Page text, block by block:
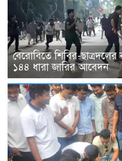
বেরোবিতে শিবির-ছাত্রদলের
১৪৪ ধারা জারির আবেদন